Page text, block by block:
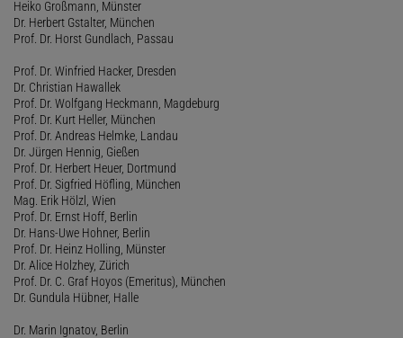
Heiko Großmann, Münster
Dr. Herbert Gstalter, München
Prof. Dr. Horst Gundlach, Passau
Prof. Dr. Winfried Hacker, Dresden
Dr. Christian Hawallek
Prof. Dr. Wolfgang Heckmann, Magdeburg
Prof. Dr. Kurt Heller, München
Prof. Dr. Andreas Helmke, Landau
Dr. Jürgen Hennig, Gießen
Prof. Dr. Herbert Heuer, Dortmund
Prof. Dr. Sigfried Höfling, München
Mag. Erik Hölzl, Wien
Prof. Dr. Ernst Hoff, Berlin
Dr. Hans-Uwe Hohner, Berlin
Prof. Dr. Heinz Holling, Münster
Dr. Alice Holzhey, Zürich
Prof. Dr. C. Graf Hoyos (Emeritus), München
Dr. Gundula Hübner, Halle
Dr. Marin Ignatov, Berlin